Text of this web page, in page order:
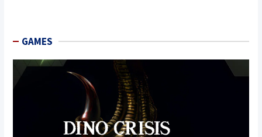
GAMES